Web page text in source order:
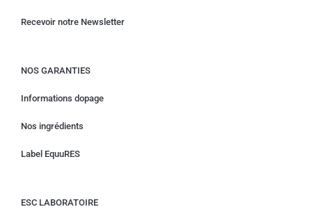
Recevoir notre Newsletter
NOS GARANTIES
Informations dopage
Nos ingrédients
Label EquuRES
ESC LABORATOIRE